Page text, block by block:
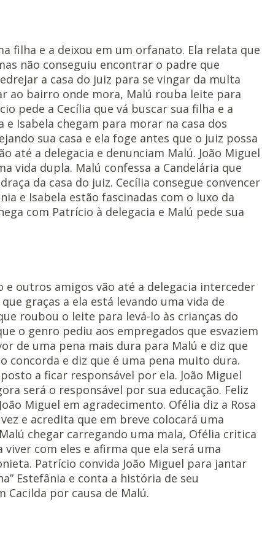
filha e a deixou em um orfanato. Ela relata que
não conseguiu encontrar o padre que
a casa do juiz para se vingar da multa
ao bairro onde mora, Malú rouba leite para
pede a Cecília que vá buscar sua filha e a
Isabela chegam para morar na casa dos
sua casa e ela foge antes que o juiz possa
até a delegacia e denunciam Malú. João Miguel
vida dupla. Malú confessa a Candelária que
da casa do juiz. Cecília consegue convencer
e Isabela estão fascinadas com o luxo da
com Patrício à delegacia e Malú pede sua
e outros amigos vão até a delegacia interceder
graças a ela está levando uma vida de
roubou o leite para levá-lo às crianças do
o genro pediu aos empregados que esvaziem
de uma pena mais dura para Malú e diz que
concorda e diz que é uma pena muito dura.
a ficar responsável por ela. João Miguel
será o responsável por sua educação. Feliz
Miguel em agradecimento. Ofélia diz a Rosa
e acredita que em breve colocará uma
chegar carregando uma mala, Ofélia critica
com eles e afirma que ela será uma
Patrício convida João Miguel para jantar
Estefânia e conta a história de seu
Cacilda por causa de Malú.